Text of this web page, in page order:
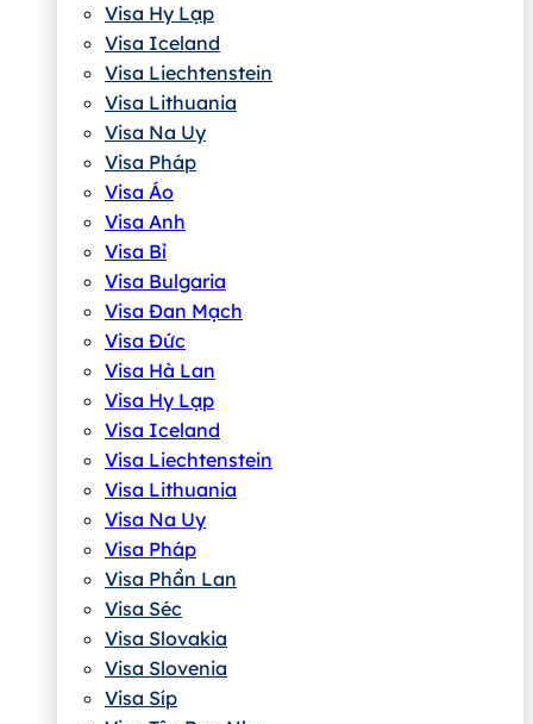
Visa Hy Lạp
Visa Iceland
Visa Liechtenstein
Visa Lithuania
Visa Na Uy
Visa Pháp
Visa Áo
Visa Anh
Visa Bỉ
Visa Bulgaria
Visa Đan Mạch
Visa Đức
Visa Hà Lan
Visa Hy Lạp
Visa Iceland
Visa Liechtenstein
Visa Lithuania
Visa Na Uy
Visa Pháp
Visa Phần Lan
Visa Séc
Visa Slovakia
Visa Slovenia
Visa Síp